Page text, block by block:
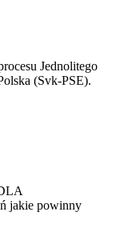
Jednolitego
(Svk-PSE).
jakie powinny